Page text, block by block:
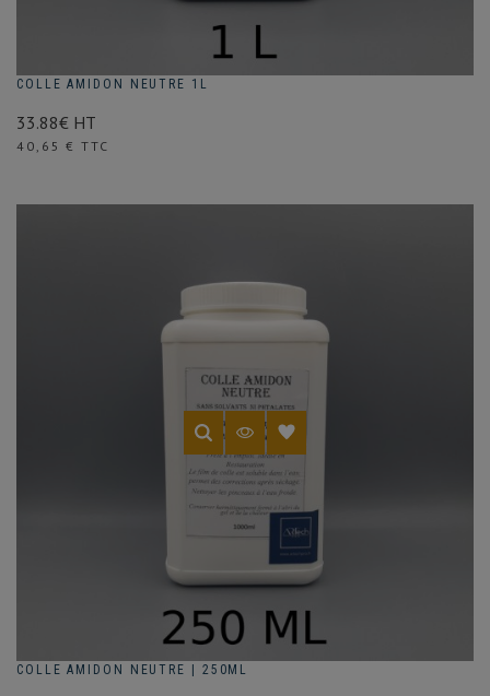
COLLE AMIDON NEUTRE 1L
33.88€ HT
Prix
40,65 € TTC
COLLE AMIDON NEUTRE | 250ML